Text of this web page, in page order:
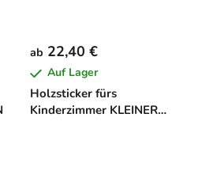
Holzsticker fürs
Kinderzimmer KLEINER
ab 22,40 €
Auf Lager